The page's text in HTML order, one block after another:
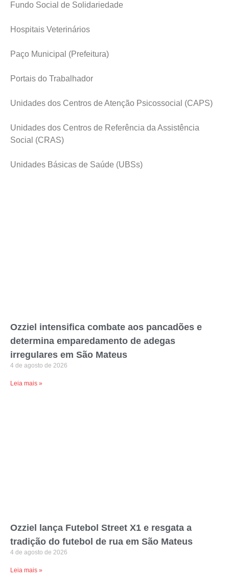
Fundo Social de Solidariedade
Hospitais Veterinários
Paço Municipal (Prefeitura)
Portais do Trabalhador
Unidades dos Centros de Atenção Psicossocial (CAPS)
Unidades dos Centros de Referência da Assistência
Social (CRAS)
Unidades Básicas de Saúde (UBSs)
Ozziel intensifica combate aos pancadões e
determina emparedamento de adegas
irregulares em São Mateus
4 de agosto de 2026
Leia mais »
Ozziel lança Futebol Street X1 e resgata a
tradição do futebol de rua em São Mateus
4 de agosto de 2026
Leia mais »